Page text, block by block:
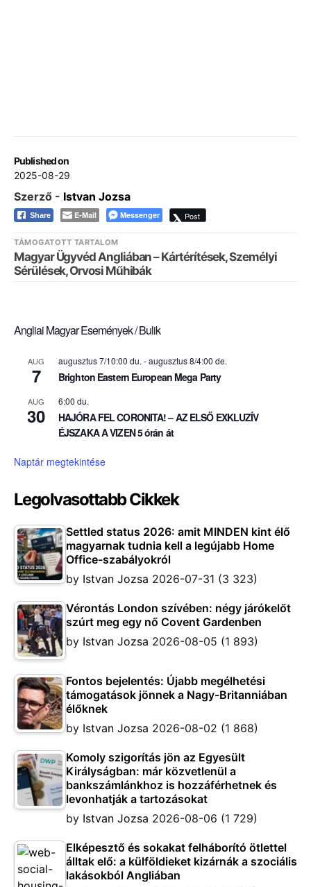
Published on
2025-08-29
Szerző - Istvan Jozsa
Share E-Mail Messenger Post
TÁMOGATOTT TARTALOM
Magyar Ügyvéd Angliában – Kártérítések, Személyi
Sérülések, Orvosi Műhibák
Angliai Magyar Események / Bulik
AUG
7
augusztus 7/10:00 du. -augusztus 8/4:00 de.
Brighton Eastern European Mega Party
AUG
30
6:00 du.
HAJÓRA FEL CORONITA! – AZ ELSŐ EXKLUZÍV
ÉJSZAKA A VIZEN 5 órán át
Naptár megtekintése
Legolvasottabb Cikkek
Settled status 2026: amit MINDEN kint élő
magyarnak tudnia kell a legújabb Home
Office-szabályokról
by Istvan Jozsa 2026-07-31 (3 323)
Vérontás London szívében: négy járókelőt
szúrt meg egy nő Covent Gardenben
by Istvan Jozsa 2026-08-05 (1 893)
Fontos bejelentés: Újabb megélhetési
támogatások jönnek a Nagy-Britanniában
élőknek
by Istvan Jozsa 2026-08-02 (1 868)
Komoly szigorítás jön az Egyesült
Királyságban: már közvetlenül a
bankszámlánkhoz is hozzáférhetnek és
levonhatják a tartozásokat
by Istvan Jozsa 2026-08-06 (1 729)
Elképesztő és sokakat felháborító ötlettel
álltak elő: a külföldieket kizárnák a szociális
lakásokból Angliában